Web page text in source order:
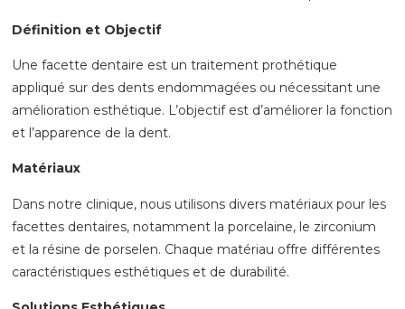
Définition et Objectif
Une facette dentaire est un traitement prothétique
appliqué sur des dents endommagées ou nécessitant une
amélioration esthétique. L’objectif est d’améliorer la fonction
et l’apparence de la dent.
Matériaux
Dans notre clinique, nous utilisons divers matériaux pour les
facettes dentaires, notamment la porcelaine, le zirconium
et la résine de porselen. Chaque matériau offre différentes
caractéristiques esthétiques et de durabilité.